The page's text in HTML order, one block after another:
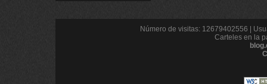
Número de visitas: 12679402556 |
Carteles en la